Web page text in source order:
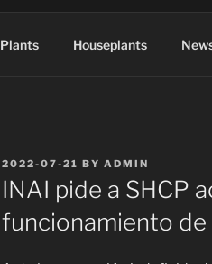
Plants Houseplants
POSTED
ON
2022-07-21 BY ADMIN
INAI pide a SHCP
funcionamiento